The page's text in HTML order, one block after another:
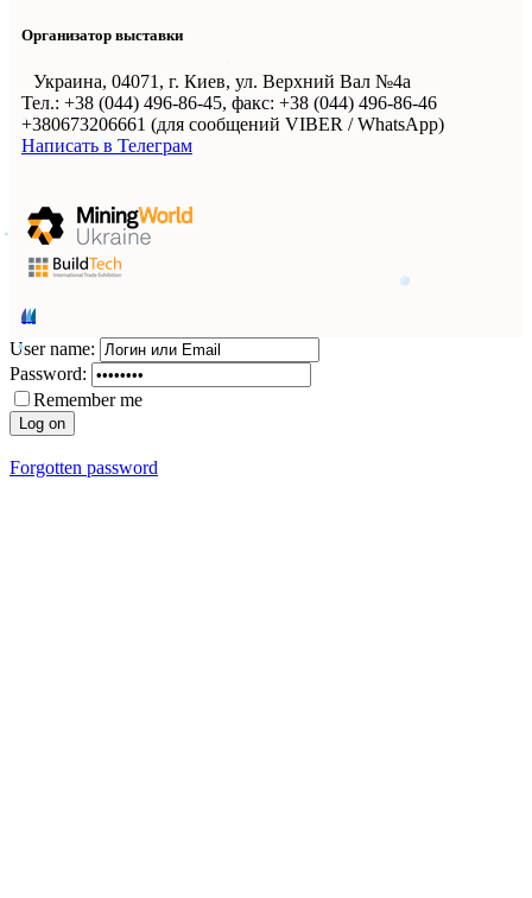
Организатор выставки
Украина, 04071, г. Киев, ул. Верхний Вал №4а
Тел.: +38 (044) 496-86-45, факс: +38 (044) 496-86-46
+380673206661 (для сообщений VIBER / WhatsApp)
Написать в Телеграм
User name:
Password:
Remember me
Forgotten password